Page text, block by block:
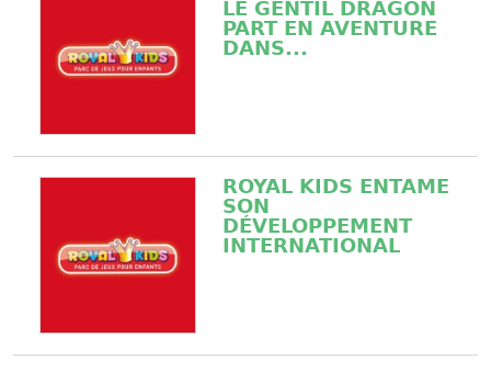
LE GENTIL DRAGON
PART EN AVENTURE
DANS...
ROYAL KIDS ENTAME
SON
DÉVELOPPEMENT
INTERNATIONAL